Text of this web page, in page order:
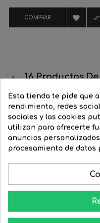
COMPRAR  
16 Productos
-25%
Esta tienda te pide que
rendimiento, redes
sociales y las cookies
utilizan para ofrecerte
anuncios
procesamiento de datos